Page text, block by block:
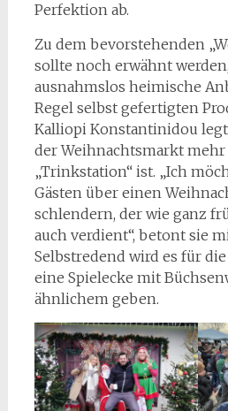
Perfektion ab.
Zu dem bevorstehenden
sollte noch erwähnt
ausnahmslos heimische
Regel selbst gefertigten
Kalliopi Konstantinidou legt
der Weihnachtsmarkt mehr
„Trinkstation“ ist. „Ich
Gästen über einen
schlendern, der wie ganz
auch verdient“, betont sie
Selbstredend wird es für
eine Spielecke mit
ähnlichem geben.